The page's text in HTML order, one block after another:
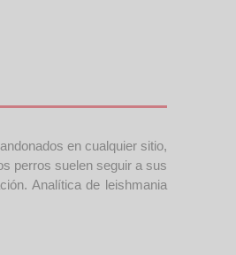
en cualquier sitio,
perros suelen seguir a sus
Analítica de leishmania